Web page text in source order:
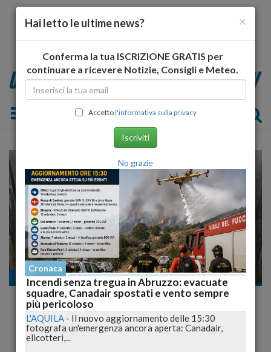
Toggle navigation
Cronaca
Scandalo al Canile: Inchiesta sui Farmaci
Scaduti, Aperto Fascicolo della Procura
×
Hai letto le ultime news?
Conferma la tua ISCRIZIONE GRATIS per
continuare a ricevere Notizie, Consigli e Meteo.
Accettol'informativa sulla privacy
Iscriviti
No grazie
Cronaca
Incendi senza tregua in Abruzzo: evacuate
squadre, Canadair spostati e vento sempre
più pericoloso
L'AQUILA - Il nuovo aggiornamento delle 15:30
fotografa un'emergenza ancora aperta: Canadair,
elicotteri,...